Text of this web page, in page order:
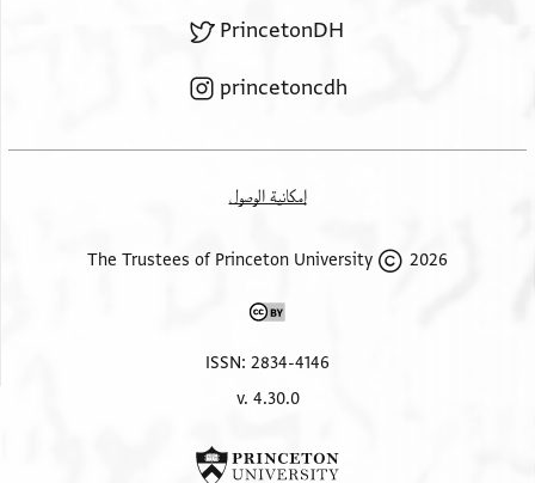
הם [מנ]ה ותסאל לי ענה
PrincetonDH
princetoncdh
إمكانية الوصول
2026 The Trustees of Princeton University
ISSN: 2834-4146
v. 4.30.0